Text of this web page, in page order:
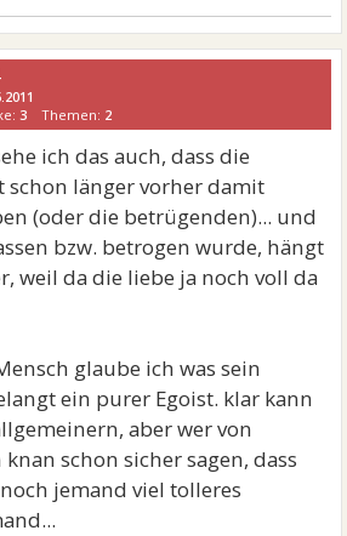
3 Themen: 2
ich das auch, dass die
schon länger vorher damit
(oder die betrügenden)... und
bzw. betrogen wurde, hängt
weil da die liebe ja noch voll da
glaube ich was sein
ein purer Egoist. klar kann
aber wer von
schon sicher sagen, dass
jemand viel tolleres